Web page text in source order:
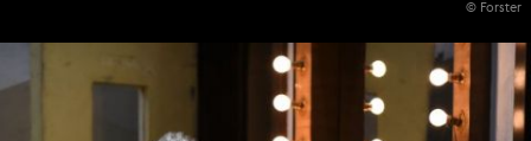
© Forster